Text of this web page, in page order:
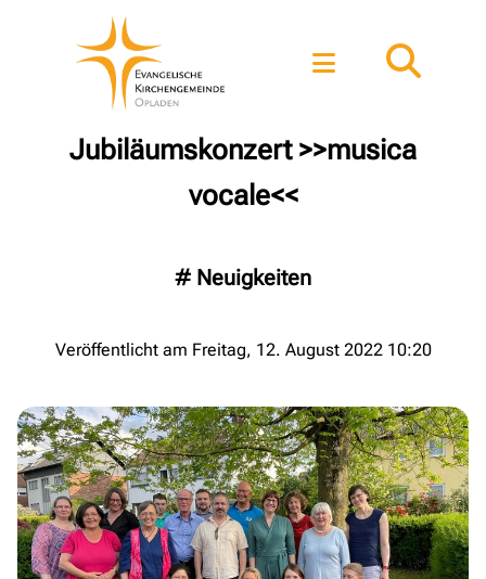
Jubiläumskonzert >>musica
vocale<<
# Neuigkeiten
Veröffentlicht am Freitag, 12. August 2022 10:20